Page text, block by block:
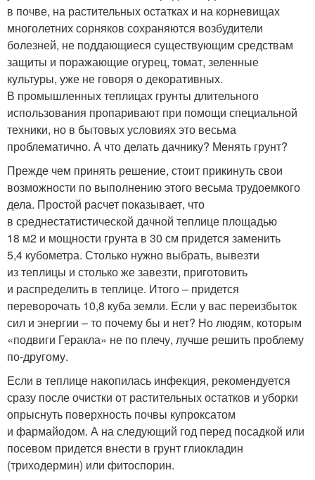
в почве, на растительных остатках и на корневищах
многолетних сорняков сохраняются возбудители
болезней, не поддающиеся существующим средствам
защиты и поражающие огурец, томат, зеленные
культуры, уже не говоря о декоративных.
В промышленных теплицах грунты длительного
использования пропаривают при помощи специальной
техники, но в бытовых условиях это весьма
проблематично. А что делать дачнику? Менять грунт?
Прежде чем принять решение, стоит прикинуть свои
возможности по выполнению этого весьма трудоемкого
дела. Простой расчет показывает, что
в среднестатистической дачной теплице площадью
18 м2 и мощности грунта в 30 см придется заменить
5,4 кубометра. Столько нужно выбрать, вывезти
из теплицы и столько же завезти, приготовить
и распределить в теплице. Итого – придется
переворочать 10,8 куба земли. Если у вас переизбыток
сил и энергии – то почему бы и нет? Но людям, которым
«подвиги Геракла» не по плечу, лучше решить проблему
по-другому.
Если в теплице накопилась инфекция, рекомендуется
сразу после очистки от растительных остатков и уборки
опрыснуть поверхность почвы купроксатом
и фармайодом. А на следующий год перед посадкой или
посевом придется внести в грунт глиокладин
(триходермин) или фитоспорин.